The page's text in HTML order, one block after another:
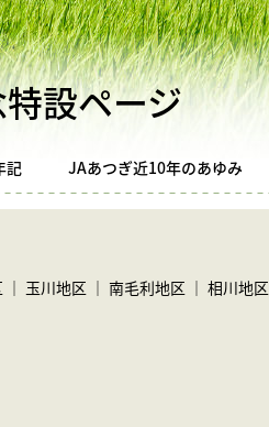
設ページ
記 JAあつぎ近10年のあゆみ
｜ 玉川地区 ｜ 南毛利地区 ｜ 相川地区